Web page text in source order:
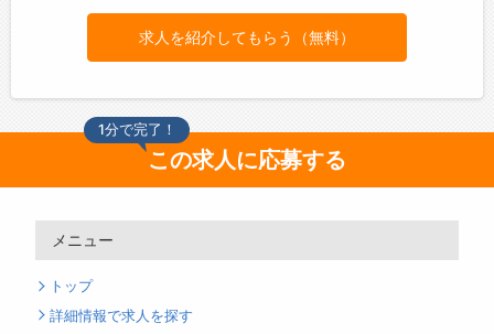
求人を紹介してもらう（無料）
1分で完了！
この求人に応募する
メニュー
トップ
詳細情報で求人を探す